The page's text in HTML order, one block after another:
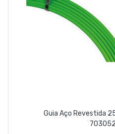
Guia Aço Revestida